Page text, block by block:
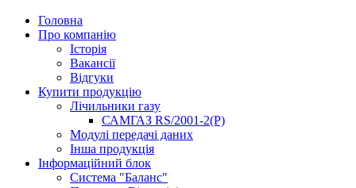
Головна
Про компанію
Історія
Вакансії
Відгуки
Купити продукцію
Лічильники газу
САМГАЗ RS/2001-2(Р)
Модулі передачі даних
Інша продукція
Інформаційний блок
Система "Баланс"